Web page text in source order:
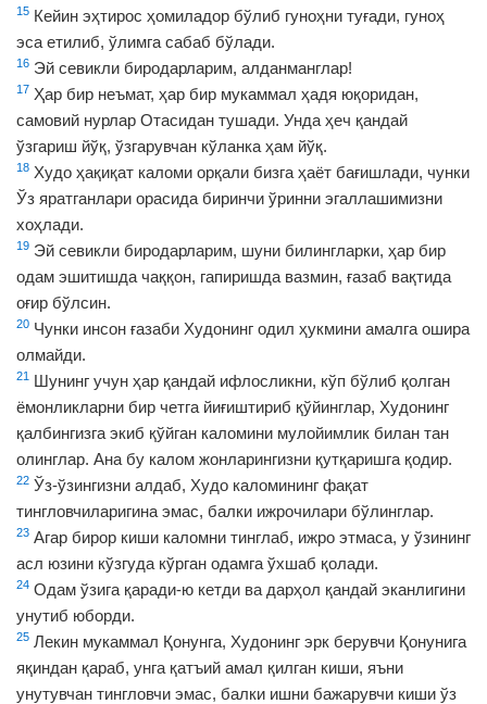
15 Кейин эҳтирос ҳомиладор бўлиб гуноҳни туғади, гуноҳ
эса етилиб, ўлимга сабаб бўлади.
16 Эй севикли биродарларим, алданманглар!
17 Ҳар бир неъмат, ҳар бир мукаммал ҳадя юқоридан,
самовий нурлар Отасидан тушади. Унда ҳеч қандай
ўзгариш йўқ, ўзгарувчан кўланка ҳам йўқ.
18 Худо ҳақиқат каломи орқали бизга ҳаёт бағишлади, чунки
Ўз яратганлари орасида биринчи ўринни эгаллашимизни
хоҳлади.
19 Эй севикли биродарларим, шуни билингларки, ҳар бир
одам эшитишда чаққон, гапиришда вазмин, ғазаб вақтида
оғир бўлсин.
20 Чунки инсон ғазаби Худонинг одил ҳукмини амалга ошира
олмайди.
21
Шунинг учун ҳар қандай ифлосликни, кўп бўлиб қолган
ёмонликларни бир четга йиғиштириб қўйинглар, Худонинг
қалбингизга экиб қўйган каломини мулойимлик билан тан
олинглар. Ана бу калом жонларингизни қутқаришга қодир.
22 Ўз-ўзингизни алдаб, Худо каломининг фақат
тингловчиларигина эмас, балки ижрочилари бўлинглар.
23 Агар бирор киши каломни тинглаб, ижро этмаса, у ўзининг
асл юзини кўзгуда кўрган одамга ўхшаб қолади.
24 Одам ўзига қаради-ю кетди ва дарҳол қандай эканлигини
унутиб юборди.
25 Лекин мукаммал Қонунга, Худонинг эрк берувчи Қонунига
яқиндан қараб, унга қатъий амал қилган киши, яъни
унутувчан тингловчи эмас, балки ишни бажарувчи киши ўз